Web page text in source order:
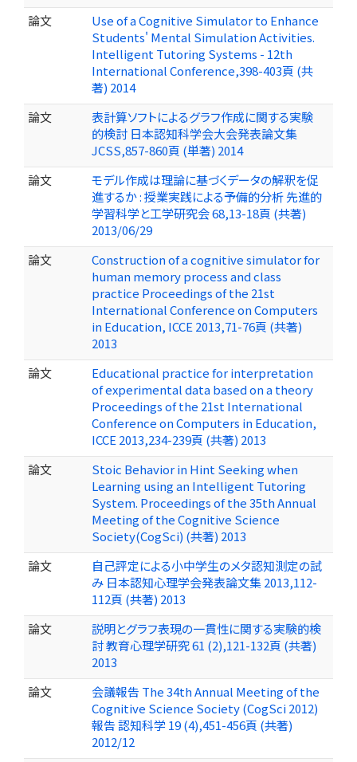
論文
Use of a Cognitive Simulator to Enhance
Students' Mental Simulation Activities.
Intelligent Tutoring Systems - 12th
International Conference,398-403頁 (共
著) 2014
論文
表計算ソフトによるグラフ作成に関する実験
的検討 日本認知科学会大会発表論文集
JCSS,857-860頁 (単著) 2014
論文
モデル作成は理論に基づくデータの解釈を促
進するか : 授業実践による予備的分析 先進的
学習科学と工学研究会 68,13-18頁 (共著)
2013/06/29
論文
Construction of a cognitive simulator for
human memory process and class
practice Proceedings of the 21st
International Conference on Computers
in Education, ICCE 2013,71-76頁 (共著)
2013
論文
Educational practice for interpretation
of experimental data based on a theory
Proceedings of the 21st International
Conference on Computers in Education,
ICCE 2013,234-239頁 (共著) 2013
論文
Stoic Behavior in Hint Seeking when
Learning using an Intelligent Tutoring
System. Proceedings of the 35th Annual
Meeting of the Cognitive Science
Society(CogSci) (共著) 2013
論文
自己評定による小中学生のメタ認知測定の試
み 日本認知心理学会発表論文集 2013,112-
112頁 (共著) 2013
論文
説明とグラフ表現の一貫性に関する実験的検
討 教育心理学研究 61 (2),121-132頁 (共著)
2013
論文
会議報告 The 34th Annual Meeting of the
Cognitive Science Society (CogSci 2012)
報告 認知科学 19 (4),451-456頁 (共著)
2012/12